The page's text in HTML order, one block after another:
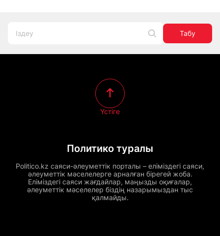
Табу
Политико туралы
Politico.kz саяси-әлеуметтік порталы – еліміздегі саяси,
әлеуметтік мәселелерге арналған бірегей жоба.
Еліміздегі саяси жағдайлар, маңызды оқиғалар,
әлеуметтік мәселелер біздің назарымыздан тыс
қалмайды.
Үстіге